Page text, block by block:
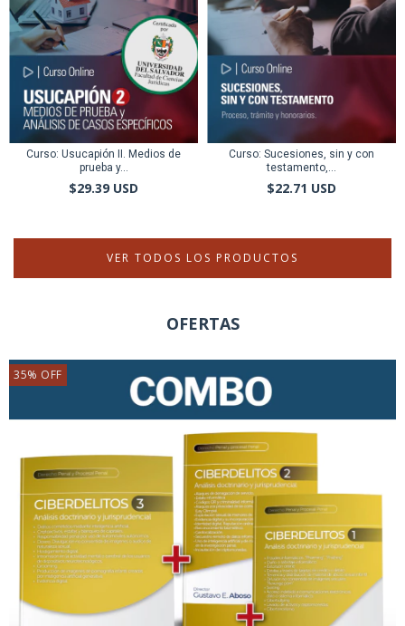
Curso: Usucapión II. Medios de
prueba y...
$29.39 USD
Curso: Sucesiones, sin y con
testamento,...
$22.71 USD
VER TODOS LOS PRODUCTOS
OFERTAS
35% OFF